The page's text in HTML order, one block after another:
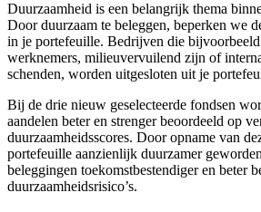
Duurzaamheid is een belangrijk thema
Door duurzaam te beleggen, beperken we
in je portefeuille. Bedrijven die
werknemers, milieuvervuilend zijn of
schenden, worden uitgesloten uit je
Bij de drie nieuw geselecteerde fondsen
aandelen beter en strenger beoordeeld op
duurzaamheidsscores. Door opname van
portefeuille aanzienlijk duurzamer
beleggingen toekomstbestendiger en beter
duurzaamheidsrisico’s.